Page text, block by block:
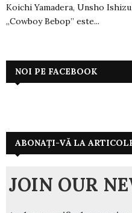
Koichi Yamadera, Unsho
„Cowboy Bebop” este...
NOI PE FACEBOOK
ABONAȚI-VĂ LA
JOIN OUR